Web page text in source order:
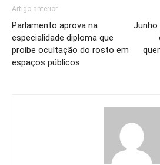
Artigo anterior
Parlamento aprova na
especialidade diploma que
proíbe ocultação do rosto em
espaços públicos
Junho